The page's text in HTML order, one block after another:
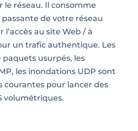
le réseau. Il consomme
de votre réseau
au site Web / à
un trafic authentique. Les
usurpés, les
les inondations UDP sont
courantes pour lancer des
volumétriques.